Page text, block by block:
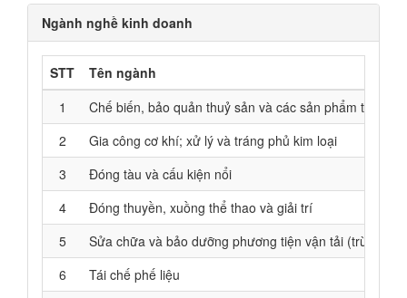
Ngành nghề kinh doanh
STT
Tên ngành
1
Chế biến, bảo quản thuỷ sản và các sản phẩm từ thuỷ
2
Gia công cơ khí; xử lý và tráng phủ kim loại
3
Đóng tàu và cấu kiện nổi
4
Đóng thuyền, xuồng thể thao và giải trí
5
Sửa chữa và bảo dưỡng phương tiện vận tải (trừ ô tô,
6
Tái chế phế liệu